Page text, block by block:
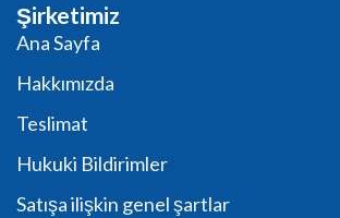
Şirketimiz
Ana Sayfa
Hakkımızda
Teslimat
Hukuki Bildirimler
Satışa ilişkin genel şartlar